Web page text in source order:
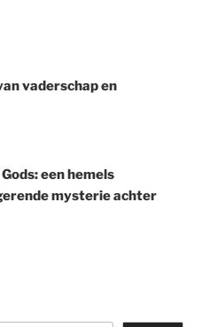
vaderschap en
een hemels
mysterie achter